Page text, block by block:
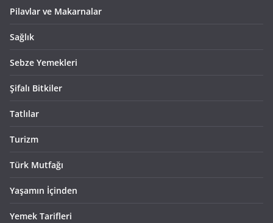
Pilavlar ve Makarnalar
Sağlık
Sebze Yemekleri
Şifalı Bitkiler
Tatlılar
Turizm
Türk Mutfağı
Yaşamın İçinden
Yemek Tarifleri